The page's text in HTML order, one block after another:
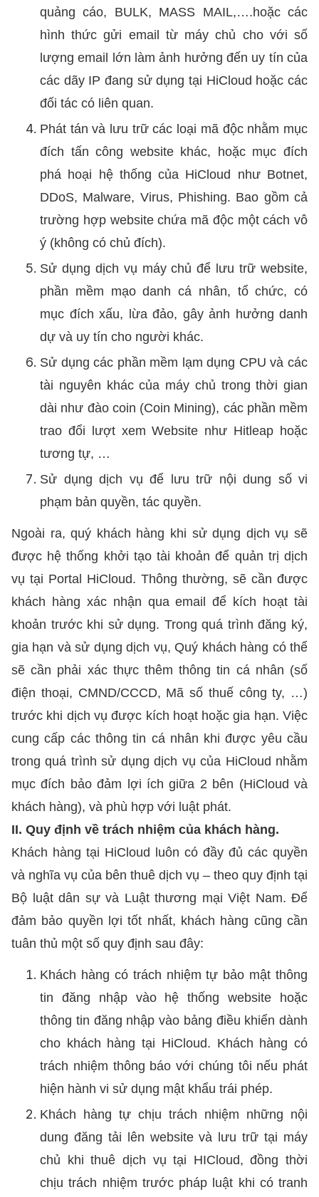
quảng cáo, BULK, MASS MAIL,….hoặc các
hình thức gửi email từ máy chủ cho với số
lượng email lớn làm ảnh hưởng đến uy tín của
các dãy IP đang sử dụng tại HiCloud hoặc các
đối tác có liên quan.
Phát tán và lưu trữ các loại mã độc nhằm mục
đích tấn công website khác, hoặc mục đích
phá hoại hệ thống của HiCloud như Botnet,
DDoS, Malware, Virus, Phishing. Bao gồm cả
trường hợp website chứa mã độc một cách vô
ý (không có chủ đích).
Sử dụng dịch vụ máy chủ để lưu trữ website,
phần mềm mạo danh cá nhân, tổ chức, có
mục đích xấu, lừa đảo, gây ảnh hưởng danh
dự và uy tín cho người khác.
Sử dụng các phần mềm lạm dụng CPU và các
tài nguyên khác của máy chủ trong thời gian
dài như đào coin (Coin Mining), các phần mềm
trao đổi lượt xem Website như Hitleap hoặc
tương tự, …
Sử dụng dịch vụ để lưu trữ nội dung số vi
phạm bản quyền, tác quyền.
Ngoài ra, quý khách hàng khi sử dụng dịch vụ sẽ
được hệ thống khởi tạo tài khoản để quản trị dịch
vụ tại Portal HiCloud. Thông thường, sẽ cần được
khách hàng xác nhận qua email để kích hoạt tài
khoản trước khi sử dụng. Trong quá trình đăng ký,
gia hạn và sử dụng dịch vụ, Quý khách hàng có thể
sẽ cần phải xác thực thêm thông tin cá nhân (số
điện thoại, CMND/CCCD, Mã số thuế công ty, …)
trước khi dịch vụ được kích hoạt hoặc gia hạn. Việc
cung cấp các thông tin cá nhân khi được yêu cầu
trong quá trình sử dụng dịch vụ của HiCloud nhằm
mục đích bảo đảm lợi ích giữa 2 bên (HiCloud và
khách hàng), và phù hợp với luật phát.
II. Quy định về trách nhiệm của khách hàng.
Khách hàng tại HiCloud luôn có đầy đủ các quyền
và nghĩa vụ của bên thuê dịch vụ – theo quy định tại
Bộ luật dân sự và Luật thương mại Việt Nam. Để
đảm bảo quyền lợi tốt nhất, khách hàng cũng cần
tuân thủ một số quy định sau đây:
Khách hàng có trách nhiệm tự bảo mật thông
tin đăng nhập vào hệ thống website hoặc
thông tin đăng nhập vào bảng điều khiển dành
cho khách hàng tại HiCloud. Khách hàng có
trách nhiệm thông báo với chúng tôi nếu phát
hiện hành vi sử dụng mật khẩu trái phép.
Khách hàng tự chịu trách nhiệm những nội
dung đăng tải lên website và lưu trữ tại máy
chủ khi thuê dịch vụ tại HICloud, đồng thời
chịu trách nhiệm trước pháp luật khi có tranh